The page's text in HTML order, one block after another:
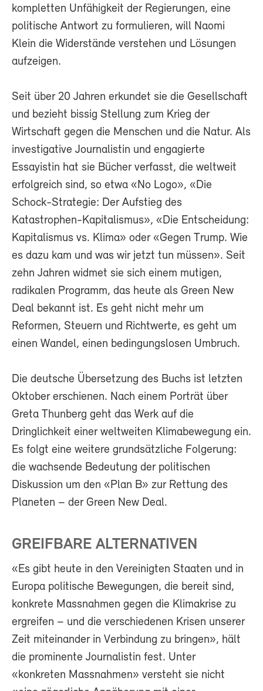
kompletten Unfähigkeit der Regierungen, eine
politische Antwort zu formulieren, will Naomi
Klein die Widerstände verstehen und Lösungen
aufzeigen.
Seit über 20 Jahren erkundet sie die Gesellschaft
und bezieht bissig Stellung zum Krieg der
Wirtschaft gegen die Menschen und die Natur. Als
investigative Journalistin und engagierte
Essayistin hat sie Bücher verfasst, die weltweit
erfolgreich sind, so etwa «No Logo», «Die
Schock-Strategie: Der Aufstieg des
Katastrophen-Kapitalismus», «Die Entscheidung:
Kapitalismus vs. Klima» oder «Gegen Trump. Wie
es dazu kam und was wir jetzt tun müssen». Seit
zehn Jahren widmet sie sich einem mutigen,
radikalen Programm, das heute als Green New
Deal bekannt ist. Es geht nicht mehr um
Reformen, Steuern und Richtwerte, es geht um
einen Wandel, einen bedingungslosen Umbruch.
Die deutsche Übersetzung des Buchs ist letzten
Oktober erschienen. Nach einem Porträt über
Greta Thunberg geht das Werk auf die
Dringlichkeit einer weltweiten Klimabewegung ein.
Es folgt eine weitere grundsätzliche Folgerung:
die wachsende Bedeutung der politischen
Diskussion um den «Plan B» zur Rettung des
Planeten – der Green New Deal.
GREIFBARE ALTERNATIVEN
«Es gibt heute in den Vereinigten Staaten und in
Europa politische Bewegungen, die bereit sind,
konkrete Massnahmen gegen die Klimakrise zu
ergreifen – und die verschiedenen Krisen unserer
Zeit miteinander in Verbindung zu bringen», hält
die prominente Journalistin fest. Unter
«konkreten Massnahmen» versteht sie nicht